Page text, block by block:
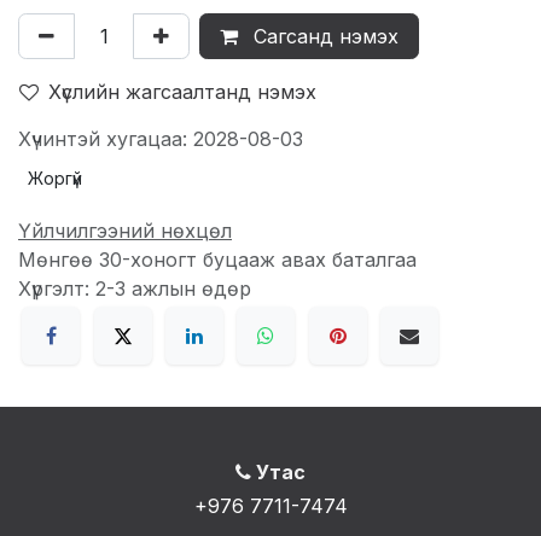
Сагсанд нэмэх
Хүслийн жагсаалтанд нэмэх
Хүчинтэй хугацаа: 2028-08-03
Жоргүй
Үйлчилгээний нөхцөл
Мөнгөө 30-хоногт буцааж авах баталгаа
Хүргэлт: 2-3 ажлын өдөр
Утас
+976 7711-7474